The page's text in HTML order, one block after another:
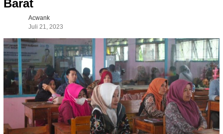
Barat
Acwank
Juli 21, 2023